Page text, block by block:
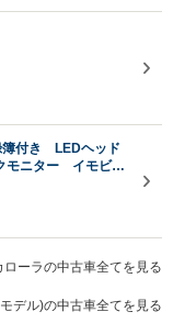
簿付き LEDヘッド
モニター イモビラ
ン ETC スマート
続 キーレス オー
ローラの中古車全てを見る
デル)の中古車全てを見る